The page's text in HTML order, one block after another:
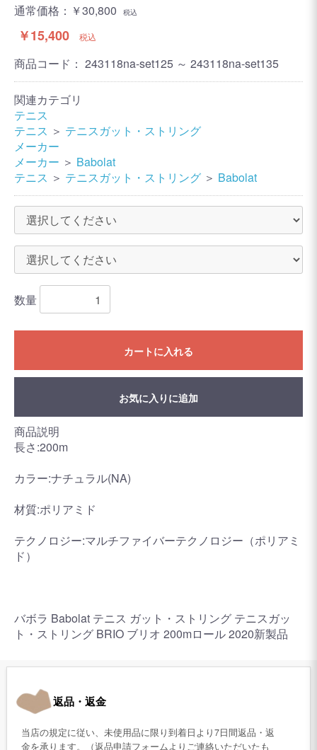
通常価格： ￥30,800 税込
￥15,400 税込
商品コード： 243118na-set125 ～ 243118na-set135
関連カテゴリ
テニス
テニス ＞ テニスガット・ストリング
メーカー
メーカー ＞ Babolat
テニス ＞ テニスガット・ストリング ＞ Babolat
数量
カートに入れる
お気に入りに追加
商品説明
長さ:200m
カラー:ナチュラル(NA)
材質:ポリアミド
テクノロジー:マルチファイバーテクノロジー（ポリアミ
ド）
バボラ Babolat テニス ガット・ストリング テニスガッ
ト・ストリング BRIO ブリオ 200mロール 2020新製品
返品・返金
当店の規定に従い、未使用品に限り到着日より7日間返品・返
金を承ります。（返品申請フォームよりご連絡いただいたも